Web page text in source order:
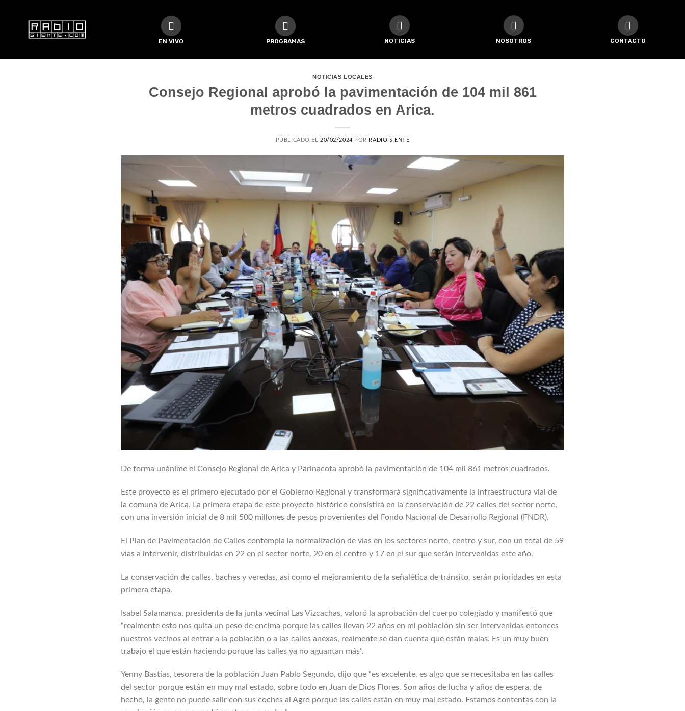
EN VIVO PROGRAMAS NOTICIAS NOSOTROS CONTACTO
NOTICIAS LOCALES
Consejo Regional aprobó la pavimentación de 104 mil 861
metros cuadrados en Arica.
PUBLICADO EL20/02/2024 POR RADIO SIENTE
De forma unánime el Consejo Regional de Arica y Parinacota aprobó la pavimentación de 104 mil 861 metros cuadrados.
Este proyecto es el primero ejecutado por el Gobierno Regional y transformará significativamente la infraestructura vial de
la comuna de Arica. La primera etapa de este proyecto histórico consistirá en la conservación de 22 calles del sector norte,
con una inversión inicial de 8 mil 500 millones de pesos provenientes del Fondo Nacional de Desarrollo Regional (FNDR).
El Plan de Pavimentación de Calles contempla la normalización de vías en los sectores norte, centro y sur, con un total de 59
vías a intervenir, distribuidas en 22 en el sector norte, 20 en el centro y 17 en el sur que serán intervenidas este año.
La conservación de calles, baches y veredas, así como el mejoramiento de la señalética de tránsito, serán prioridades en esta
primera etapa.
Isabel Salamanca, presidenta de la junta vecinal Las Vizcachas, valoró la aprobación del cuerpo colegiado y manifestó que
“realmente esto nos quita un peso de encima porque las calles llevan 22 años en mi población sin ser intervenidas entonces
nuestros vecinos al entrar a la población o a las calles anexas, realmente se dan cuenta que están malas. Es un muy buen
trabajo el que están haciendo porque las calles ya no aguantan más”.
Yenny Bastías, tesorera de la población Juan Pablo Segundo, dijo que “es excelente, es algo que se necesitaba en las calles
del sector porque están en muy mal estado, sobre todo en Juan de Dios Flores. Son años de lucha y años de espera, de
hecho, la gente no puede salir con sus coches al Agro porque las calles están en muy mal estado. Estamos contentas con la